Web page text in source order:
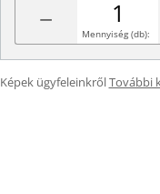
− Mennyiség (db):
Képek ügyfeleinkrőlTovábbi